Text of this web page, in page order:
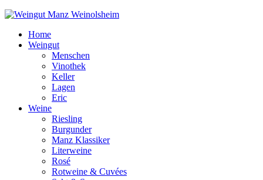
Home
Weingut
Menschen
Vinothek
Keller
Lagen
Eric
Weine
Riesling
Burgunder
Manz Klassiker
Literweine
Rosé
Rotweine & Cuvées